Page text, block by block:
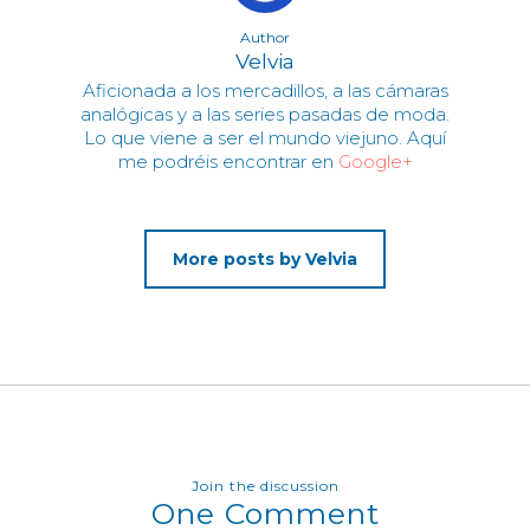
Author
Velvia
Aficionada a los mercadillos, a las cámaras
analógicas y a las series pasadas de moda.
Lo que viene a ser el mundo viejuno. Aquí
me podréis encontrar en Google+
More posts by Velvia
Join the discussion
One Comment